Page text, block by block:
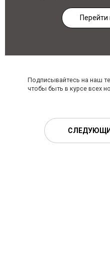
Подписывайтесь на наш
чтобы быть в курсе всех